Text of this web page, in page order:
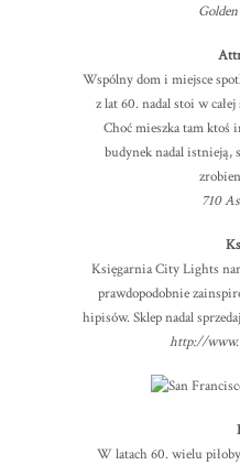
Wspólny dom i miejsce
z lat 60. nadal stoi w
Choć mieszka tam ktoś
budynek nadal istnieją,
710
Księgarnia City Lights
prawdopodobnie
hipisów. Sklep nadal
http://
W latach 60. wielu